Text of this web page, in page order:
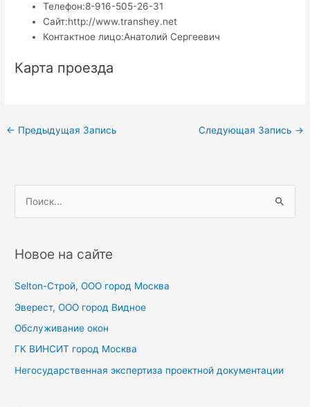
Телефон:8-916-505-26-31
Сайт:http://www.transhey.net
Контактное лицо:Анатолий Сергеевич
Карта проезда
Навигация
← Предыдущая Запись Следующая Запись →
с
:
Новое на сайте
Selton-Строй, OOO город Москва
Эверест, ООО город Видное
Обслуживание окон
ГК ВИНСИТ город Москва
Негосударственная экспертиза проектной документации